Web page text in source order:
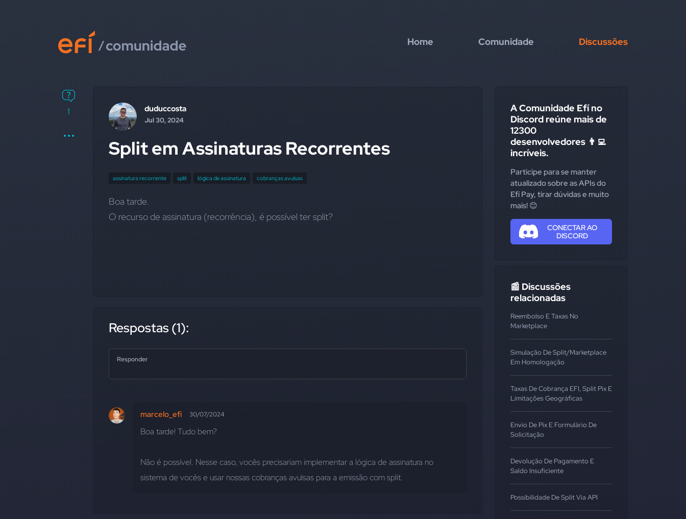
Home Comunidade Discussões
1 duduccosta
Jul 30, 2024
Split em Assinaturas Recorrentes
assinatura recorrente split lógica de assinatura cobranças avulsas
Boa tarde.
O recurso de assinatura (recorrência), é possível ter split?
Respostas (1):
Responder
marcelo_efi 30/07/2024
Boa tarde! Tudo bem?
Não é possível. Nesse caso, vocês precisariam implementar a lógica de assinatura no
sistema de vocês e usar nossas cobranças avulsas para a emissão com split.
A Comunidade Efí no
Discord reúne mais de
12300
desenvolvedores 👨‍💻
incríveis.
Participe para se manter
atualizado sobre as APIs do
Efí Pay, tirar dúvidas e muito
mais! 😊
CONECTAR AO
DISCORD
📰 Discussões
relacionadas
Reembolso E Taxas No
Marketplace
Simulação De Split/marketplace
Em Homologação
Taxas De Cobrança EFI, Split Pix E
Limitações Geográficas
Envio De Pix E Formulário De
Solicitação
Devolução De Pagamento E
Saldo Insuficiente
Possibilidade De Split Via API